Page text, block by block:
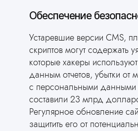
Обеспечение
Устаревшие версии CMS,
скриптов могут содержать
которые хакеры
данным отчетов, убытки от
с персональными данными
составили 23 млрд
Регулярное обновление
защитить его от